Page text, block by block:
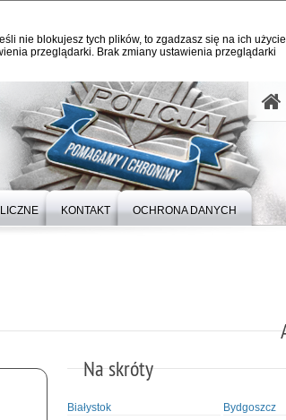
nie blokujesz tych plików, to zgadzasz się na ich użycie
przeglądarki. Brak zmiany ustawienia przeglądarki
KONTAKT OCHRONA DANYCH
Na skróty
Białystok Bydgoszcz